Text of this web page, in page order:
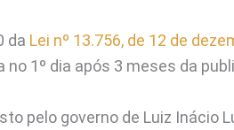
da Lei nº 13.756, de 12 de
1º dia após 3 meses da
pelo governo de Luiz Inácio